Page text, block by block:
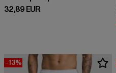
32,89 EUR
Derzeitiger Preis: 32,89 EUR
-13%